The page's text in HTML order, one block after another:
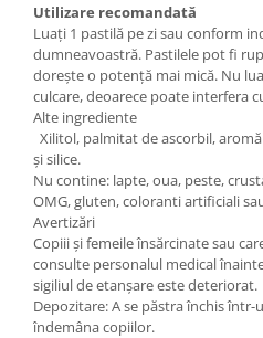
Utilizare recomandată
Luați 1 pastilă pe zi sau conform
dumneavoastră. Pastilele pot fi
dorește o potență mai mică. Nu
culcare, deoarece poate interfera
Alte ingrediente
Xilitol, palmitat de ascorbil,
și silice.
Nu contine: lapte, oua, peste,
OMG, gluten, coloranti artificiali
Avertizări
Copiii și femeile însărcinate sau
consulte personalul medical
sigiliul de etanșare este deteriorat.
Depozitare: A se păstra închis într-
îndemâna copiilor.